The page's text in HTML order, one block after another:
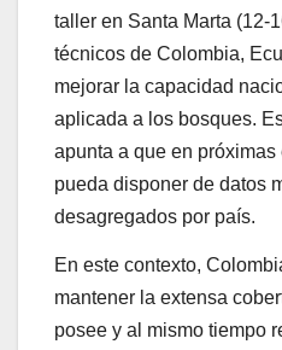
taller en Santa Marta (12-
técnicos de Colombia,
mejorar la capacidad
aplicada a los bosques.
apunta a que en
pueda disponer de datos
desagregados por país.
En este contexto,
mantener la extensa
posee y al mismo tiempo